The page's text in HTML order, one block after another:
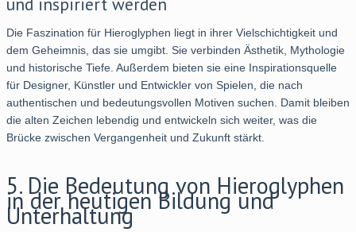
Die Faszination für Hieroglyphen liegt in ihrer Vielschichtigkeit und
dem Geheimnis, das sie umgibt. Sie verbinden Ästhetik, Mythologie
und historische Tiefe. Außerdem bieten sie eine Inspirationsquelle
für Designer, Künstler und Entwickler von Spielen, die nach
authentischen und bedeutungsvollen Motiven suchen. Damit bleiben
die alten Zeichen lebendig und entwickeln sich weiter, was die
Brücke zwischen Vergangenheit und Zukunft stärkt.
5. Die Bedeutung von Hieroglyphen
in der heutigen Bildung und
Unterhaltung